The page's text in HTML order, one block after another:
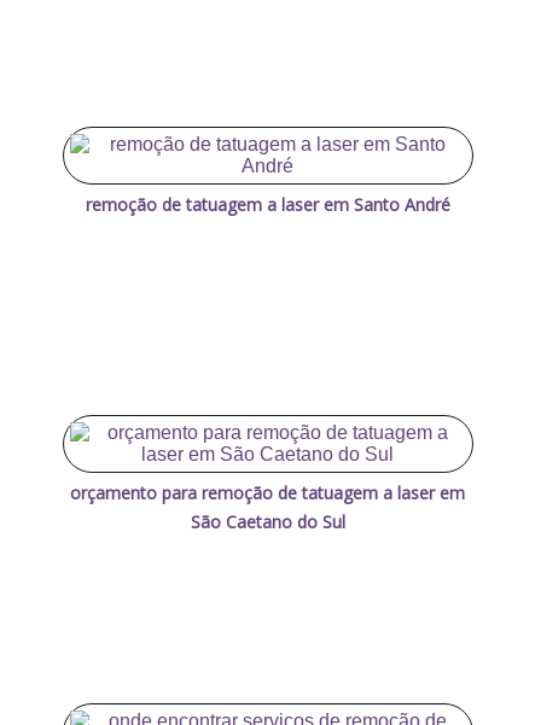
remoção de tatuagem a laser em Santo André
orçamento para remoção de tatuagem a laser em
São Caetano do Sul